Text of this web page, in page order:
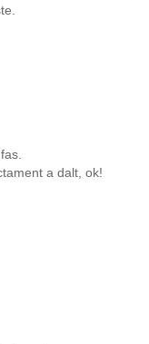
a dalt, ok!